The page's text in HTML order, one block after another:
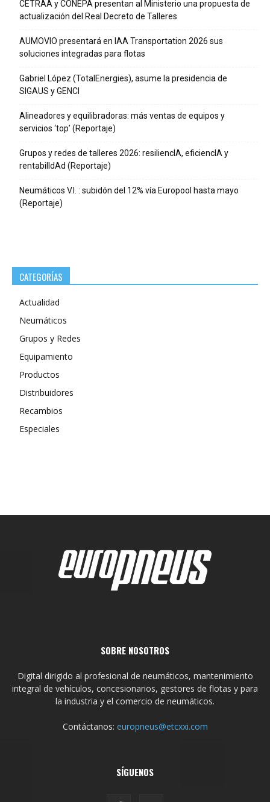
CETRAA y CONEPA presentan al Ministerio una propuesta de
actualización del Real Decreto de Talleres
AUMOVIO presentará en IAA Transportation 2026 sus
soluciones integradas para flotas
Gabriel López (TotalEnergies), asume la presidencia de
SIGAUS y GENCI
Alineadores y equilibradoras: más ventas de equipos y
servicios ‘top’ (Reportaje)
Grupos y redes de talleres 2026: resiliencIA, eficiencIA y
rentabilIdAd (Reportaje)
Neumáticos V.I. : subidón del 12% vía Europool hasta mayo
(Reportaje)
CATEGORÍAS
Actualidad
Neumáticos
Grupos y Redes
Equipamiento
Productos
Distribuidores
Recambios
Especiales
SOBRE NOSOTROS
Digital dirigido al profesional de neumáticos, mantenimiento
integral de vehículos, concesionarios, gestores de flotas y para
la industria y el comercio de neumáticos.
Contáctanos: europneus@etcxxi.com
SÍGUENOS